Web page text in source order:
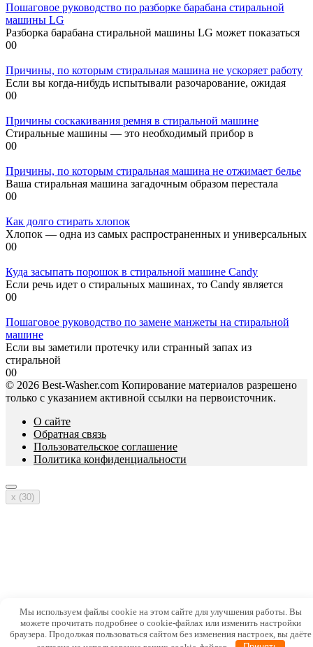
Пошаговое руководство по разборке барабана стиральной
машины LG
Разборка барабана стиральной машины LG может показаться
00
Причины, по которым стиральная машина не ускоряет работу
Если вы когда-нибудь испытывали разочарование, ожидая
00
Причины соскакивания ремня в стиральной машине
Стиральные машины — это необходимый прибор в
00
Причины, по которым стиральная машина не отжимает белье
Ваша стиральная машина загадочным образом перестала
00
Как долго стирать хлопок
Хлопок — одна из самых распространенных и универсальных
00
Куда засыпать порошок в стиральной машине Candy
Если речь идет о стиральных машинах, то Candy является
00
Пошаговое руководство по замене манжеты на стиральной
машине
Если вы заметили протечку или странный запах из
стиральной
00
© 2026 Best-Washer.com Копирование материалов разрешено
только с указанием активной ссылки на первоисточник.
О сайте
Обратная связь
Пользовательское соглашение
Политика конфиденциальности
x (30)
Мы используем файлы cookie на этом сайте для улучшения работы. Вы
можете прочитать подробнее о cookie-файлах или изменить настройки
браузера. Продолжая пользоваться сайтом без изменения настроек, вы даёте